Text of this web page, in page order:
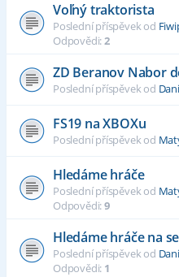
Voľný traktorista
Poslední příspěvek od
Odpovědi:2
ZD Beranov Nabor
Poslední příspěvek od
FS19 na XBOXu
Poslední příspěvek od
Hledáme hráče
Poslední příspěvek od
Odpovědi:9
Hledáme hráče na
Poslední příspěvek od
Odpovědi: 1